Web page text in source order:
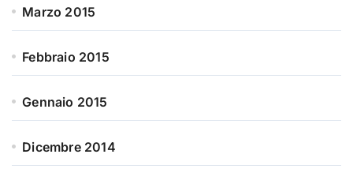
Marzo 2015
Febbraio 2015
Gennaio 2015
Dicembre 2014